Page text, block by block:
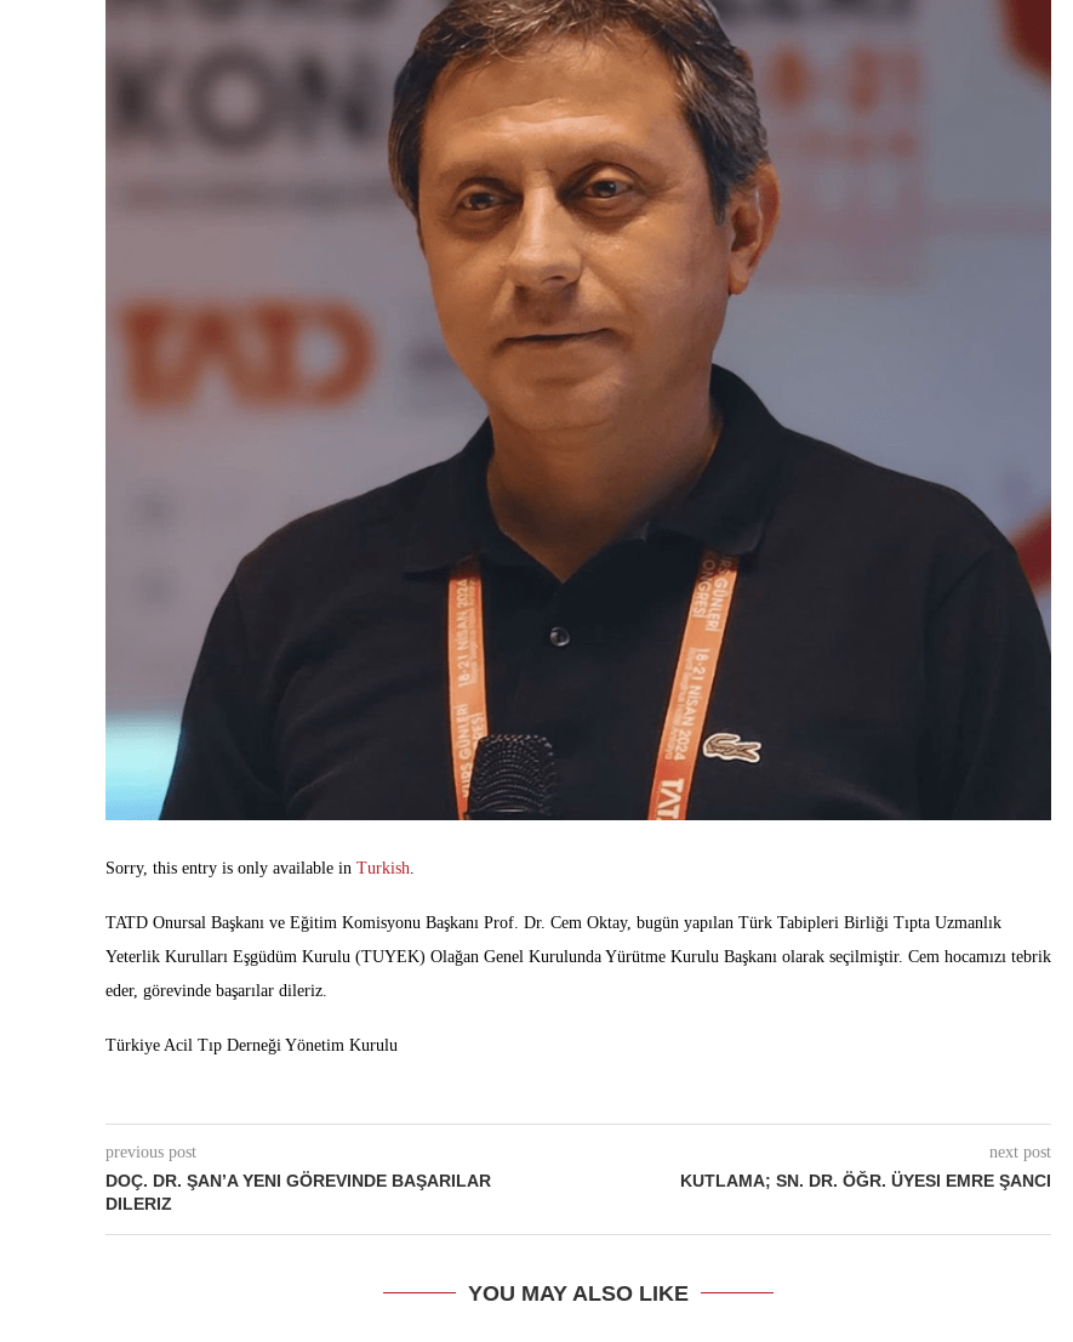
Sorry, this entry is only available in Turkish
TATD Onursal Başkanı ve Eğitim Komisyonu Başkanı Prof. Dr. Cem Oktay, bugün yapılan Türk Tabipleri Birliği Tıpta Uzmanlık
Yeterlik Kurulları Eşgüdüm Kurulu (TUYEK) Olağan Genel Kurulunda Yürütme Kurulu Başkanı olarak seçilmiştir. Cem hocamızı tebrik
eder, görevinde başarılar dileriz.
Türkiye Acil Tıp Derneği Yönetim Kurulu
previous post
DOÇ. DR. ŞAN’A YENI GÖREVINDE BAŞARILAR
DILERIZ
next post
KUTLAMA; SN. DR. ÖĞR. ÜYESI EMRE ŞANCI
YOU MAY ALSO LIKE